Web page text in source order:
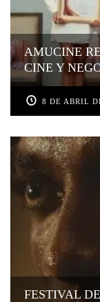
AMUCINE
CINE Y
8 DE ABRIL
FESTIVAL